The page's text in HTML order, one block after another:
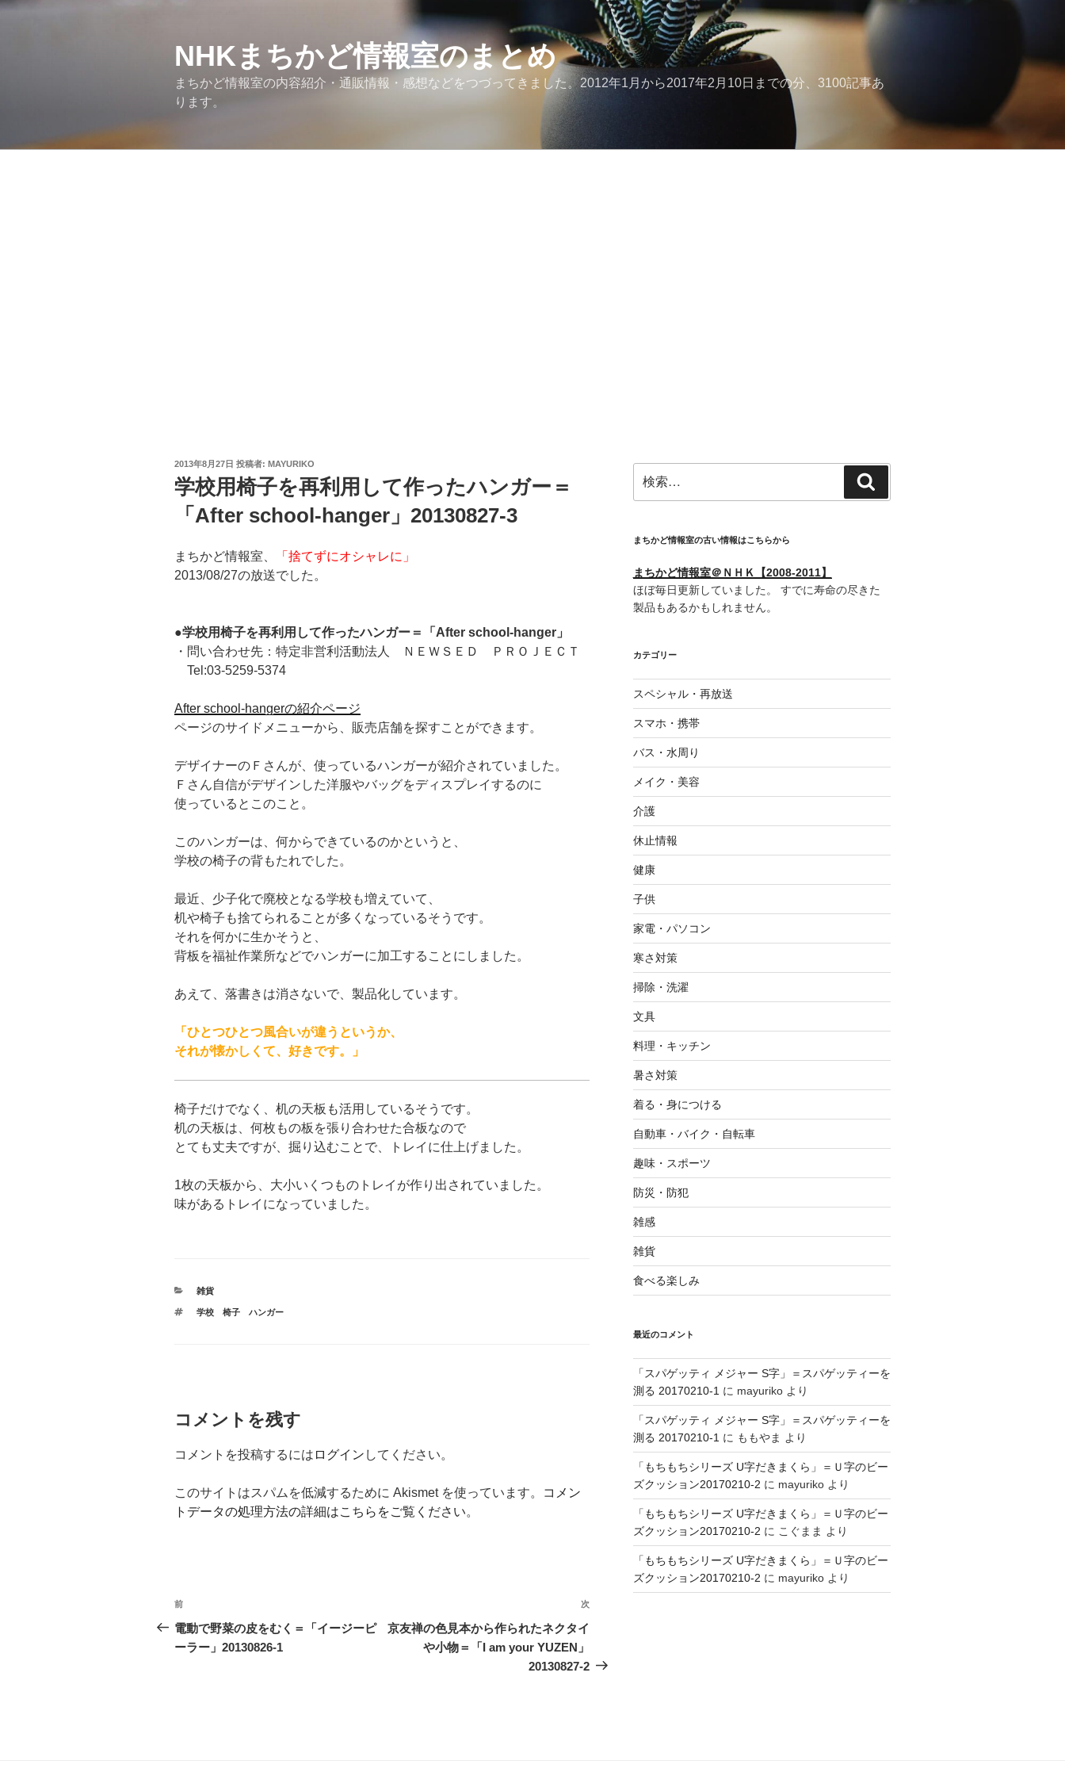
コ
NHKまちかど情報室のまとめ
まちかど情報室の内容紹介・通販情報・感想などをつづってきました。2012年1月から2017年2月10日までの分、3100記事あ
ります。
投
稿
日:
2013年8月27日 投稿者: MAYURIKO
学校用椅子を再利用して作ったハンガー＝
「After school-hanger」20130827-3
まちかど情報室、
「捨てずにオシャレに」
2013/08/27の放送でした。
●学校用椅子を再利用して作ったハンガー＝「After school-hanger」
・問い合わせ先：特定非営利活動法人 ＮＥＷＳＥＤ ＰＲＯＪＥＣＴ
Tel:03-5259-5374
After school-hangerの紹介ページ
ページのサイドメニューから、販売店舗を探すことができます。
デザイナーのＦさんが、使っているハンガーが紹介されていました。
Ｆさん自信がデザインした洋服やバッグをディスプレイするのに
使っているとこのこと。
このハンガーは、何からできているのかというと、
学校の椅子の背もたれでした。
最近、少子化で廃校となる学校も増えていて、
机や椅子も捨てられることが多くなっているそうです。
それを何かに生かそうと、
背板を福祉作業所などでハンガーに加工することにしました。
あえて、落書きは消さないで、製品化しています。
「ひとつひとつ風合いが違うというか、
それが懐かしくて、好きです。」
椅子だけでなく、机の天板も活用しているそうです。
机の天板は、何枚もの板を張り合わせた合板なので
とても丈夫ですが、掘り込むことで、トレイに仕上げました。
1枚の天板から、大小いくつものトレイが作り出されていました。
味があるトレイになっていました。
カ
ゴ
雑貨
タ
学校 椅子 ハンガー
コメントを残す
コメントを投稿するには ログイン してください。
このサイトはスパムを低減するために Akismet を使っています。
コメン
トデータの処理方法の詳細はこちらをご覧ください。
投
稿
ナ
前
の
投
前
電動で野菜の皮をむく＝「イージーピ
ーラー」20130826-1
次
稿
次
京友禅の色見本から作られたネクタイ
や小物＝「I am your YUZEN」
20130827-2
索:
索
まちかど情報室の古い情報はこちらから
まちかど情報室＠ＮＨＫ【2008-2011】
ほぼ毎日更新していました。 すでに寿命の尽きた
製品もあるかもしれません。
カテゴリー
スペシャル・再放送
スマホ・携帯
バス・水周り
メイク・美容
介護
休止情報
健康
子供
家電・パソコン
寒さ対策
掃除・洗濯
文具
料理・キッチン
暑さ対策
着る・身につける
自動車・バイク・自転車
趣味・スポーツ
防災・防犯
雑感
雑貨
食べる楽しみ
最近のコメント
「スパゲッティ メジャー S字」＝スパゲッティーを
測る 20170210-1に mayurikoより
「スパゲッティ メジャー S字」＝スパゲッティーを
測る 20170210-1に ももやま より
「もちもちシリーズ U字だきまくら」＝Ｕ字のビー
ズクッション20170210-2 に mayurikoより
「もちもちシリーズ U字だきまくら」＝Ｕ字のビー
ズクッション20170210-2 に こぐまま より
「もちもちシリーズ U字だきまくら」＝Ｕ字のビー
ズクッション20170210-2 に mayurikoより